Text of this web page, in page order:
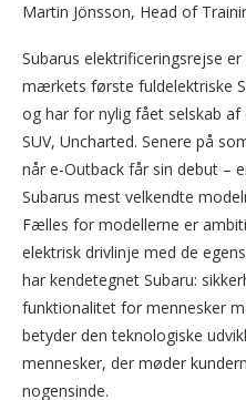
Martin Jönsson, Head of
Subarus elektrificeringsrejse
mærkets første fuldelektriske
og har for nylig fået selskab
SUV, Uncharted. Senere på
når e-Outback får sin debut –
Subarus mest velkendte
Fælles for modellerne er
elektrisk drivlinje med de
har kendetegnet Subaru:
funktionalitet for mennesker
betyder den teknologiske
mennesker, der møder
nogensinde.